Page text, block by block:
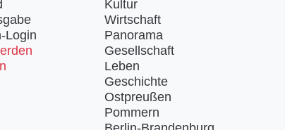
Login
Kultur
Wirtschaft
Panorama
Gesellschaft
Leben
Geschichte
Ostpreußen
Pommern